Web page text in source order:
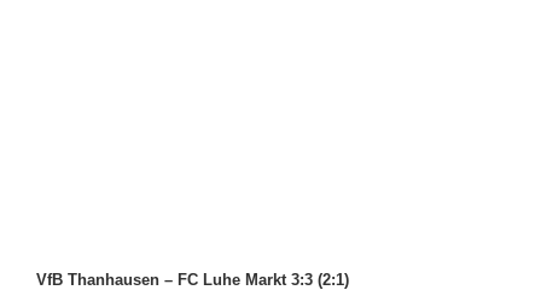
VfB Thanhausen – FC Luhe Markt 3:3 (2:1)